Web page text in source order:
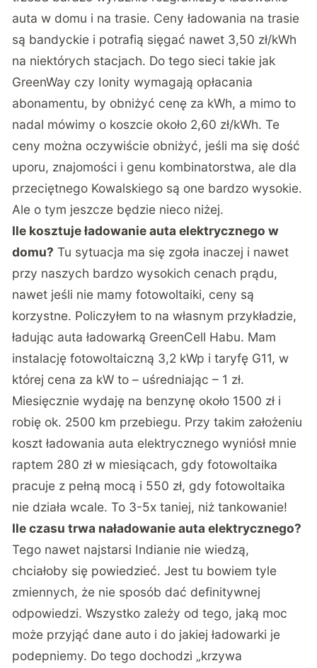
auta w domu i na trasie. Ceny ładowania na trasie
są bandyckie i potrafią sięgać nawet 3,50 zł/kWh
na niektórych stacjach. Do tego sieci takie jak
GreenWay czy Ionity wymagają opłacania
abonamentu, by obniżyć cenę za kWh, a mimo to
nadal mówimy o koszcie około 2,60 zł/kWh. Te
ceny można oczywiście obniżyć, jeśli ma się dość
uporu, znajomości i genu kombinatorstwa, ale dla
przeciętnego Kowalskiego są one bardzo wysokie.
Ale o tym jeszcze będzie nieco niżej.
Ile kosztuje ładowanie auta elektrycznego w
domu? Tu sytuacja ma się zgoła inaczej i nawet
przy naszych bardzo wysokich cenach prądu,
nawet jeśli nie mamy fotowoltaiki, ceny są
korzystne. Policzyłem to na własnym przykładzie,
ładując auta ładowarką GreenCell Habu. Mam
instalację fotowoltaiczną 3,2 kWp i taryfę G11, w
której cena za kW to – uśredniając – 1 zł.
Miesięcznie wydaję na benzynę około 1500 zł i
robię ok. 2500 km przebiegu. Przy takim założeniu
koszt ładowania auta elektrycznego wyniósł mnie
raptem 280 zł w miesiącach, gdy fotowoltaika
pracuje z pełną mocą i 550 zł, gdy fotowoltaika
nie działa wcale. To 3-5x taniej, niż tankowanie!
Ile czasu trwa naładowanie auta elektrycznego?
Tego nawet najstarsi Indianie nie wiedzą,
chciałoby się powiedzieć. Jest tu bowiem tyle
zmiennych, że nie sposób dać definitywnej
odpowiedzi. Wszystko zależy od tego, jaką moc
może przyjąć dane auto i do jakiej ładowarki je
podepniemy. Do tego dochodzi „krzywa